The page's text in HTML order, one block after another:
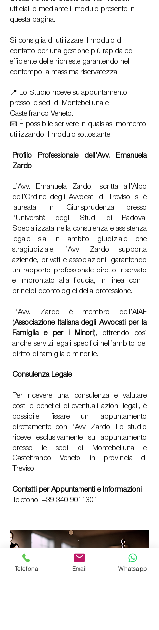
ufficiali o mediante il modulo presente in
questa pagina.
Si consiglia di utilizzare il modulo di
contatto per una gestione più rapida ed
efficiente delle richieste garantendo nel
contempo la massima riservatezza.
📍 Lo Studio riceve su appuntamento
presso le sedi di Montebelluna e
Castelfranco Veneto.
📧 È possibile scrivere in qualsiasi momento
utilizzando il modulo sottostante.
Profilo Professionale dell’Avv. Emanuela
Zardo
L’Avv. Emanuela Zardo, iscritta all’Albo
dell’Ordine degli Avvocati di Treviso, si è
laureata in Giurisprudenza presso
l’Università degli Studi di Padova.
Specializzata nella consulenza e assistenza
legale sia in ambito giudiziale che
stragiudiziale, l’Avv. Zardo supporta
aziende, privati e associazioni, garantendo
un rapporto professionale diretto, riservato
e improntato alla fiducia, in linea con i
principi deontologici della professione.
L’Avv. Zardo è membro dell’AIAF
(Associazione Italiana degli Avvocati per la
Famiglia e per i Minori), offrendo così
anche servizi legali specifici nell’ambito del
diritto di famiglia e minorile.
Consulenza Legale
Per ricevere una consulenza e valutare
costi e benefici di eventuali azioni legali, è
possibile fissare un appuntamento
direttamente con l’Avv. Zardo. Lo studio
riceve esclusivamente su appuntamento
presso le sedi di Montebelluna e
Castelfranco Veneto, in provincia di
Treviso.
Contatti per Appuntamenti e Informazioni
Telefono: +39 340 9011301
Telefona Email Whatsapp